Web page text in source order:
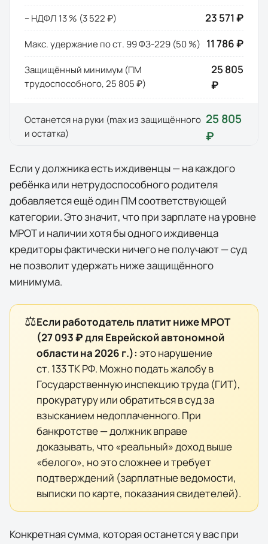
− НДФЛ 13 % (3 522 ₽) 23 571 ₽
Макс. удержание по ст. 99 ФЗ-229 (50 %) 11 786 ₽
Защищённый минимум (ПМ
трудоспособного,25 805 ₽)
25 805
₽
Останется на руки (max из защищённого
и остатка)
25 805
₽
Если у должника есть иждивенцы — на каждого
ребёнка или нетрудоспособного родителя
добавляется ещё один ПМ соответствующей
категории. Это значит, что при зарплате на уровне
МРОТ и наличии хотя бы одного иждивенца
кредиторы фактически ничегоне получают — суд
не позволит удержать ниже защищённого
минимума.
⚖️Если работодатель платит ниже МРОТ
(27 093 ₽для Еврейской автономной
областина2026 г.): это нарушение
ст. 133 ТК РФ. Можно подать жалобу в
Государственную инспекцию труда (ГИТ),
прокуратуру или обратиться в суд за
взысканием недоплаченного. При
банкротстве — должник вправе
доказывать, что «реальный» доход выше
«белого», но это сложнее и требует
подтверждений (зарплатные ведомости,
выписки по карте, показания свидетелей).
Конкретная сумма, которая останется у вас при